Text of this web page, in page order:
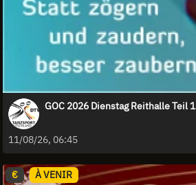
GOC 2026 Dienstag Reithalle Teil 1
11/08/26, 06:45
€ À VENIR